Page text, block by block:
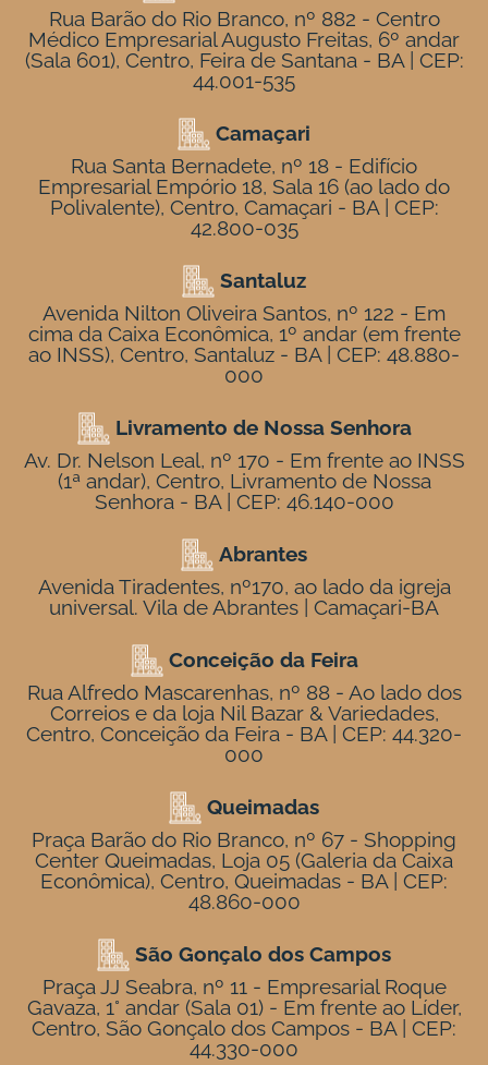
Rua Barão do Rio Branco, nº 882 - Centro
Médico Empresarial Augusto Freitas, 6º andar
(Sala 601), Centro, Feira de Santana - BA | CEP:
44.001-535
Camaçari
Rua Santa Bernadete, nº 18 - Edifício
Empresarial Empório 18, Sala 16 (ao lado do
Polivalente), Centro, Camaçari - BA | CEP:
42.800-035
Santaluz
Avenida Nilton Oliveira Santos, nº 122 - Em
cima da Caixa Econômica, 1º andar (em frente
ao INSS), Centro, Santaluz - BA | CEP: 48.880-
000
Livramento de Nossa Senhora
Av. Dr. Nelson Leal, nº 170 - Em frente ao INSS
(1ª andar), Centro, Livramento de Nossa
Senhora - BA | CEP: 46.140-000
Abrantes
Avenida Tiradentes, nº170, ao lado da igreja
universal. Vila de Abrantes | Camaçari-BA
Conceição da Feira
Rua Alfredo Mascarenhas, nº 88 - Ao lado dos
Correios e da loja Nil Bazar & Variedades,
Centro, Conceição da Feira - BA | CEP: 44.320-
000
Queimadas
Praça Barão do Rio Branco, nº 67 - Shopping
Center Queimadas, Loja 05 (Galeria da Caixa
Econômica), Centro, Queimadas - BA | CEP:
48.860-000
São Gonçalo dos Campos
Praça JJ Seabra, nº 11 - Empresarial Roque
Gavaza, 1° andar (Sala 01) - Em frente ao Líder,
Centro, São Gonçalo dos Campos - BA | CEP:
44.330-000